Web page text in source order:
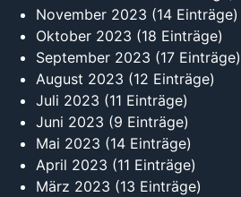
November 2023 (14 Einträge)
Oktober 2023 (18 Einträge)
September 2023 (17 Einträge)
August 2023 (12 Einträge)
Juli 2023 (11 Einträge)
Juni 2023 (9 Einträge)
Mai 2023 (14 Einträge)
April 2023 (11 Einträge)
März 2023 (13 Einträge)